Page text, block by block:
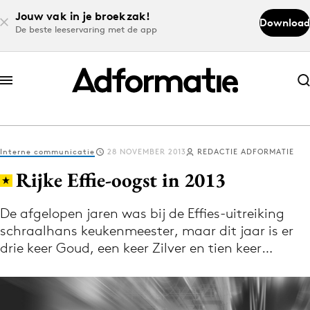
Jouw vak in je broekzak!
De beste leeservaring met de app
Download
Abonneer nu
Abonneer nu
Log in
Download de app
Volg het laatste nieuws via de Adformatie
Nieuws app
Interne communicatie 28 NOVEMBER 2013 REDACTIE ADFORMATIE
Rijke Effie-oogst in 2013
De afgelopen jaren was bij de Effies-uitreiking
schraalhans keukenmeester, maar dit jaar is er
drie keer Goud, een keer Zilver en tien keer…